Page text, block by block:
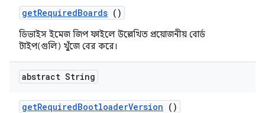
getRequiredBoards ()
ডিভাইস ইমেজ জিপ ফাইলে উল্লেখিত প্রয়োজনীয় বোর্ড
টাইপ(গুলি) খুঁজে বের করে।
abstract String
getRequiredBootloaderVersion ()